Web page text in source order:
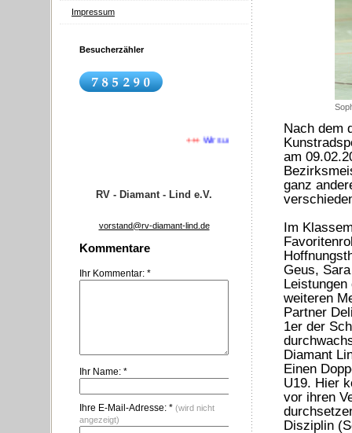
Impressum
Besucherzähler
Wir suchen Nachwuchs +++ RV Diamant Lind+++
RV - Diamant - Lind e.V.
vorstand@rv-diamant-lind.de
Kommentare
Ihr Kommentar: *
Ihr Name: *
Ihre E-Mail-Adresse: * (wird nicht
angezeigt)
Nach dem
am
ganz
Im
Geus,
weiteren
Partner
1er der
Diamant
Einen
U19. Hier
vor ihren
Disziplin